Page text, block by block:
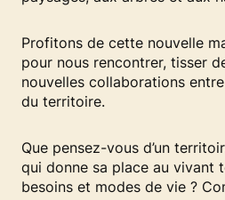
Profitons de cette nouvelle
pour nous rencontrer, tisser
nouvelles collaborations
du territoire.
Que pensez-vous d’un
qui donne sa place au vivant
besoins et modes de vie ?